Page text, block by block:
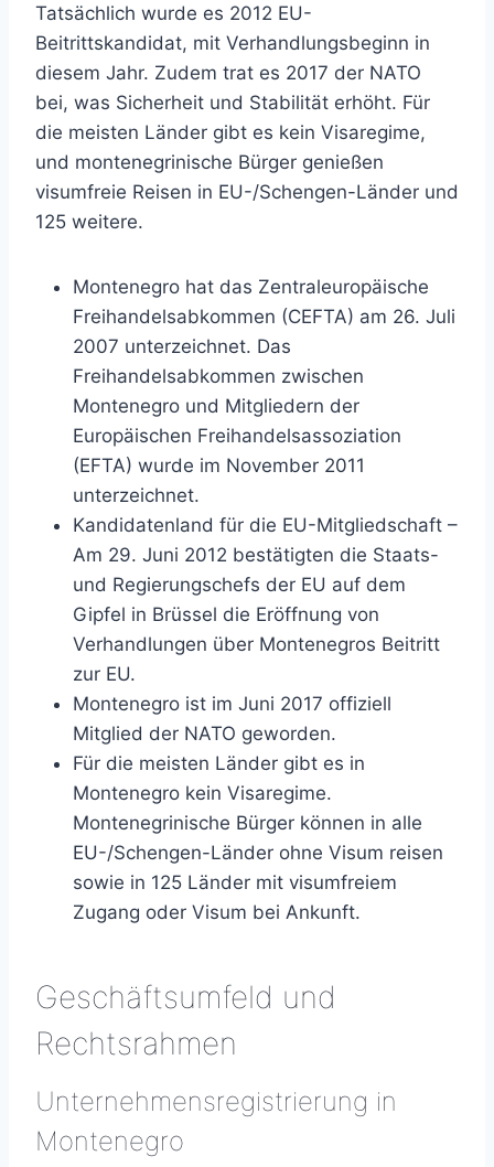
Tatsächlich wurde es 2012 EU-
Beitrittskandidat, mit Verhandlungsbeginn in
diesem Jahr. Zudem trat es 2017 der NATO
bei, was Sicherheit und Stabilität erhöht. Für
die meisten Länder gibt es kein Visaregime,
und montenegrinische Bürger genießen
visumfreie Reisen in EU-/Schengen-Länder und
125 weitere.
Montenegro hat das Zentraleuropäische
Freihandelsabkommen (CEFTA) am 26. Juli
2007 unterzeichnet. Das
Freihandelsabkommen zwischen
Montenegro und Mitgliedern der
Europäischen Freihandelsassoziation
(EFTA) wurde im November 2011
unterzeichnet.
Kandidatenland für die EU-Mitgliedschaft –
Am 29. Juni 2012 bestätigten die Staats-
und Regierungschefs der EU auf dem
Gipfel in Brüssel die Eröffnung von
Verhandlungen über Montenegros Beitritt
zur EU.
Montenegro ist im Juni 2017 offiziell
Mitglied der NATO geworden.
Für die meisten Länder gibt es in
Montenegro kein Visaregime.
Montenegrinische Bürger können in alle
EU-/Schengen-Länder ohne Visum reisen
sowie in 125 Länder mit visumfreiem
Zugang oder Visum bei Ankunft.
Geschäftsumfeld und
Rechtsrahmen
Unternehmensregistrierung in
Montenegro